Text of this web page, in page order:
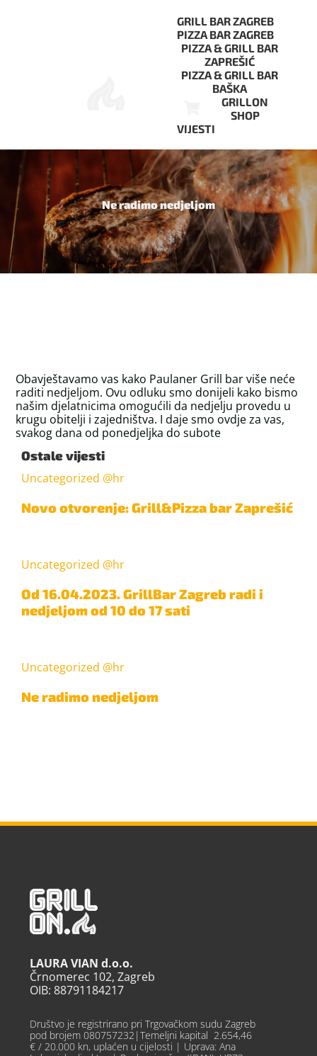
GRILL BAR ZAGREB
PIZZA BAR ZAGREB
PIZZA & GRILL BAR
ZAPREŠIĆ
PIZZA & GRILL BAR
BAŠKA
GRILLON
SHOP
VIJESTI
Ne radimo nedjeljom
0
Obavještavamo vas kako Paulaner Grill bar više neće
raditi nedjeljom. Ovu odluku smo donijeli kako bismo
našim djelatnicima omogućili da nedjelju provedu u
krugu obitelji i zajedništva. I daje smo ovdje za vas,
svakog dana od ponedjeljka do subote
Ostale vijesti
Uncategorized @hr
Novo otvorenje: Grill&Pizza bar Zaprešić
Uncategorized @hr
Od 16.04.2023. GrillBar Zagreb radi i
nedjeljom od 10 do 17 sati
Uncategorized @hr
Ne radimo nedjeljom
LAURA VIAN d.o.o.
Črnomerec 102, Zagreb
OIB: 88791184217
Društvo je registrirano pri Trgovačkom sudu Zagreb
pod brojem 080757232|Temeljni kapital 2.654,46
€ / 20.000 kn, uplaćen u cijelosti | Uprava: Ana